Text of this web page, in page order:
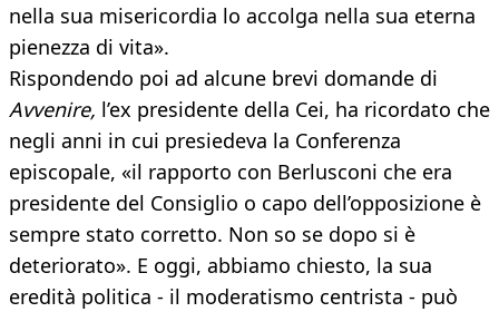
nella sua misericordia lo accolga nella sua eterna
pienezza di vita».
Rispondendo poi ad alcune brevi domande di
Avvenire, l’ex presidente della Cei, ha ricordato che
negli anni in cui presiedeva la Conferenza
episcopale, «il rapporto con Berlusconi che era
presidente del Consiglio o capo dell’opposizione è
sempre stato corretto. Non so se dopo si è
deteriorato». E oggi, abbiamo chiesto, la sua
eredità politica - il moderatismo centrista - può